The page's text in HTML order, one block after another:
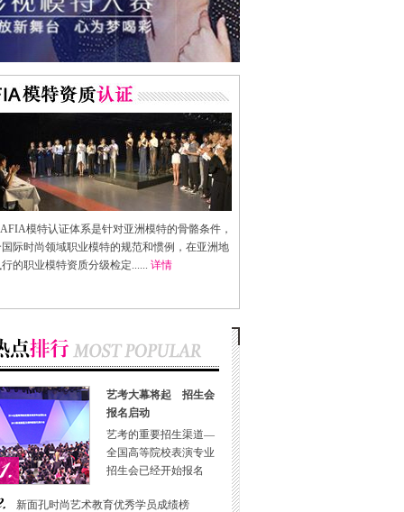
AFIA模特认证体系是针对亚洲模特的骨骼条件，
际时尚领域职业模特的规范和惯例，在亚洲地
的职业模特资质分级检定...... 详情
艺考大幕将起 招生会
报名启动
艺考的重要招生渠道—
全国高等院校表演专业
招生会已经开始报名
新面孔时尚艺术教育优秀学员成绩榜